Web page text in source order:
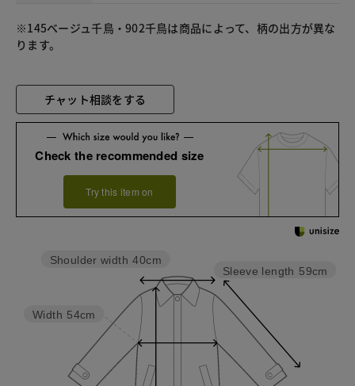
※145ベージュ千鳥・902千鳥は商品によって、柄の出方が異な
チャット相談をする
Check the recommended size
Try this item on
Sleeve length 59cm
Width 54cm
Shoulder width 40cm